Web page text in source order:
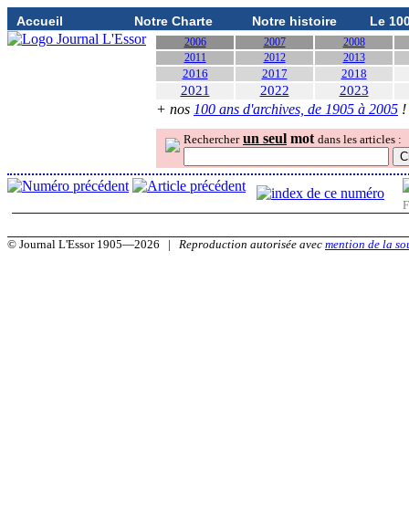
Accueil Notre Charte Notre histoire Le
2006 2007
2008
2011
2012 2013
2016 2017 2018
2021 2022 2023
+ nos 100 ans d'archives, de 1905 à 2005 !
Rechercher un seul mot dans les articles :
© Journal L'Essor 1905—2026 | Reproduction autorisée avec mention de la